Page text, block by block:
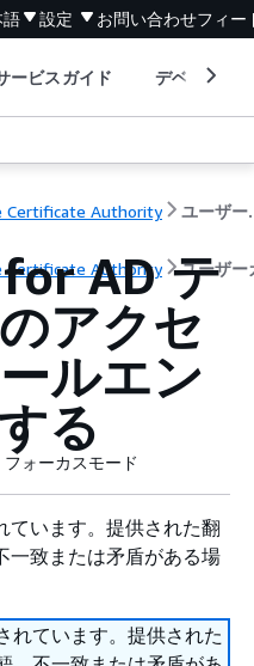
語 設定 お問い合わせフィー
ービスガイド デベロッパ
Certificate Authority ユ
Certificate Authority ユーザー
AD テ
アクセ
ルエン
る
フォーカスモード
ています。提供された翻
一致または矛盾がある場
れています。提供された